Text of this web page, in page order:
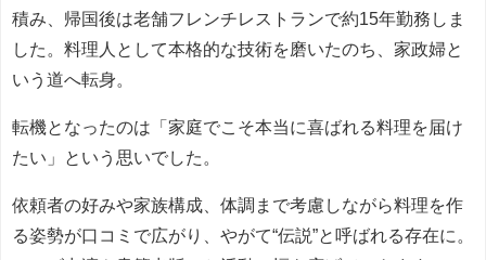
積み、帰国後は老舗フレンチレストランで約15年勤務しま
した。料理人として本格的な技術を磨いたのち、家政婦と
いう道へ転身。
転機となったのは「家庭でこそ本当に喜ばれる料理を届け
たい」という思いでした。
依頼者の好みや家族構成、体調まで考慮しながら料理を作
る姿勢が口コミで広がり、やがて“伝説”と呼ばれる存在に。